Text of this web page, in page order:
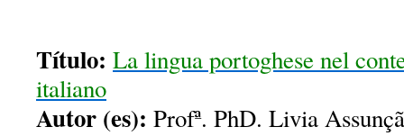
Título: La lingua portoghese nel
italiano
Autor (es): Profª. PhD. Livia